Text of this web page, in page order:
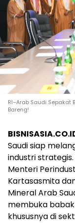
RI–Arab Saudi
Bareng!
Saudi siap
industri
Menteri
Kartasasmita
Mineral Arab
membuka
khususnya di